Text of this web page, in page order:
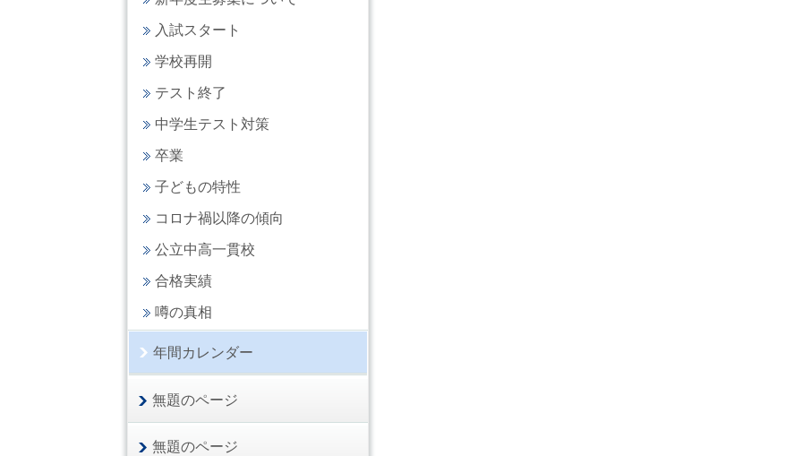
入試スタート
学校再開
テスト終了
中学生テスト対策
卒業
子どもの特性
コロナ禍以降の傾向
公立中高一貫校
合格実績
噂の真相
年間カレンダー
無題のページ
無題のページ